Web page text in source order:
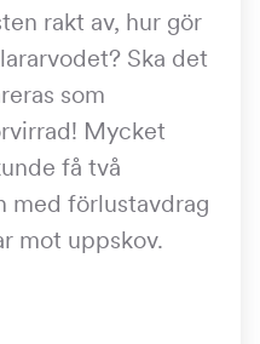
rakt av, hur gör
Ska det
som
Mycket
få två
med förlustavdrag
mot uppskov.